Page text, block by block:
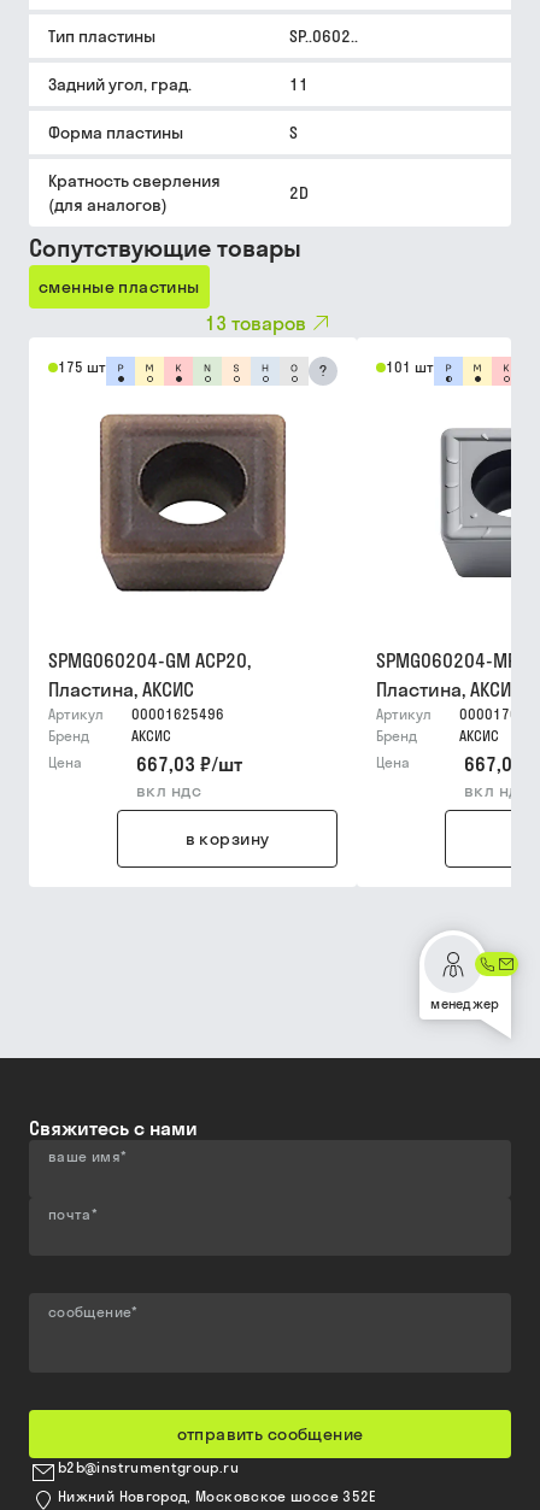
Тип пластины SP..0602..
Задний угол, град. 11
Форма пластины S
Кратность сверления
(для аналогов)
2D
Сопутствующие товары
сменные пластины
13 товаров
175 шт ?
SPMG060204-GM ACP20,
Пластина, АКСИС
Артикул
00001625496
Бренд
АКСИС
Цена
667,03 ₽/шт
вкл ндс
в корзину
101 шт
SPMG060204-MP
Пластина, АКСИС
Артикул
Бренд
АКСИС
Цена
667,03 ₽
вкл ндс
менеджер
Свяжитесь с нами
ваше имя*
почта*
сообщение*
отправить сообщение
b2b@instrumentgroup.ru
Нижний Новгород, Московское шоссе 352Е